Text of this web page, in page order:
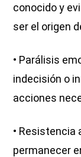
conocido y
ser el origen
• Parálisis
indecisión o
acciones
• Resistencia
permanecer